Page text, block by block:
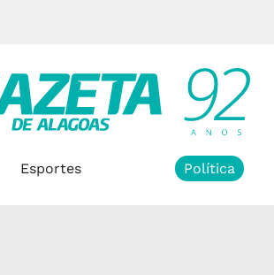
Esportes Política